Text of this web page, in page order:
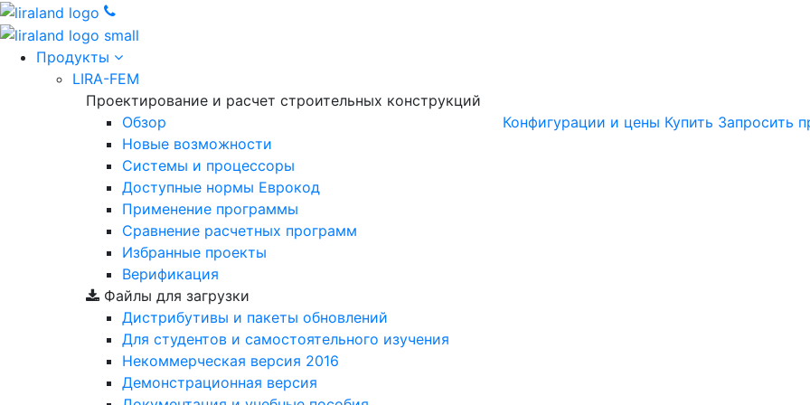
Продукты
LIRA-FEM
Проектирование и расчет строительных конструкций
Обзор
Новые возможности
Cистемы и процессоры
Доступные нормы Еврокод
Применение программы
Сравнение расчетных программ
Избранные проекты
Верификация
Конфигурации и цены Купить Запросить
Файлы для загрузки
Дистрибутивы и пакеты обновлений
Для студентов и самостоятельного изучения
Некоммерческая версия 2016
Демонстрационная версия